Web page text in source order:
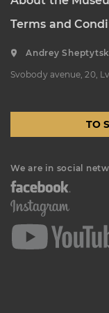
Art
B.
Пн, Вт, Ср,
Terms and
Andrey
Svobody avenue, 20,
TO
We are in social